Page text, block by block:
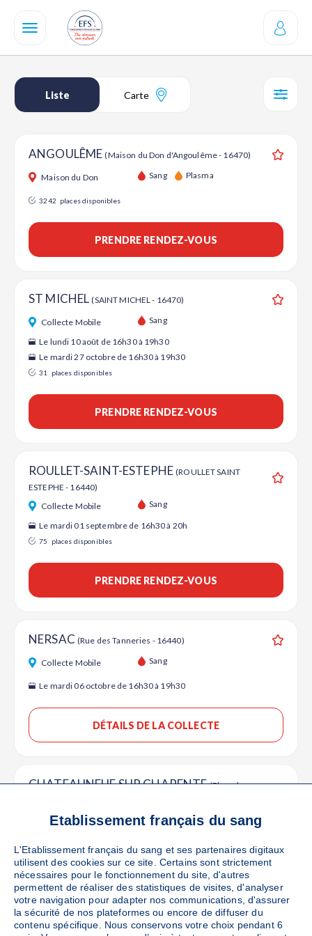
contenu
Liste Carte
ANGOULÊME(Maison du Don d'Angoulême - 16470)
Maison du Don Sang Plasma
3242 places disponibles
PRENDRE RENDEZ-VOUS
ST MICHEL(SAINT MICHEL - 16470)
Collecte Mobile Sang
Le lundi 10 août de 16h30 à 19h30
Le mardi 27 octobre de 16h30 à 19h30
31 places disponibles
PRENDRE RENDEZ-VOUS
ROULLET-SAINT-ESTEPHE(ROULLET SAINT
ESTEPHE - 16440)
Collecte Mobile Sang
Le mardi 01 septembre de 16h30 à 20h
75 places disponibles
PRENDRE RENDEZ-VOUS
NERSAC (Rue des Tanneries - 16440)
Collecte Mobile Sang
Le mardi 06 octobre de 16h30 à 19h30
DÉTAILS DE LA COLLECTE
CHATEAUNEUF SUR CHARENTE(Place du
Collecte Mobile Sang
DÉTAILS DE LA COLLECTE
Etablissement français du sang
L'Etablissement français du sang et ses partenaires digitaux
utilisent des cookies sur ce site. Certains sont strictement
nécessaires pour le fonctionnement du site, d'autres
permettent de réaliser des statistiques de visites, d'analyser
votre navigation pour adapter nos communications, d'assurer
la sécurité de nos plateformes ou encore de diffuser du
contenu spécifique. Nous conservons votre choix pendant 6